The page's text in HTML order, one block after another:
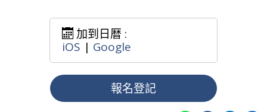
加到日暦 :
iOS | Google
報名登記